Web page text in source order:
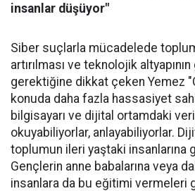
insanlar düşüyor"
Siber suçlarla mücadelede
artırılması ve teknolojik
gerektiğine dikkat çeken Yemez
konuda daha fazla hassasiyet
bilgisayarı ve dijital ortamdaki
okuyabiliyorlar, anlayabiliyorlar.
toplumun ileri yaştaki insanlarına
Gençlerin anne babalarına veya
insanlara da bu eğitimi vermeleri